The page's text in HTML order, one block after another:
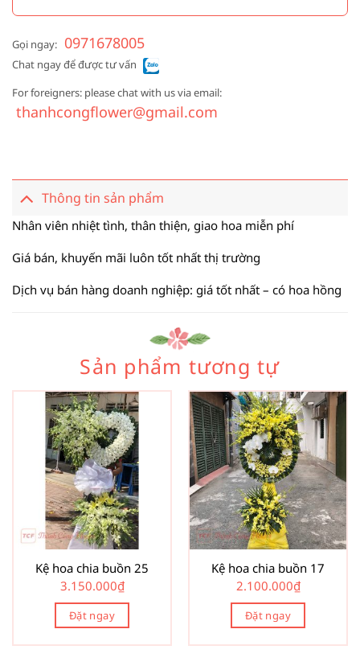
Gọi ngay: 0971678005
Chat ngay để được tư vấn
For foreigners: please chat with us via email:
thanhcongflower@gmail.com
Thông tin sản phẩm
Nhân viên nhiệt tình, thân thiện, giao hoa miễn phí
Giá bán, khuyến mãi luôn tốt nhất thị trường
Dịch vụ bán hàng doanh nghiệp: giá tốt nhất – có hoa hồng
Sản phẩm tương tự
Kệ hoa chia buồn 25
3.150.000₫
Đặt ngay
Kệ hoa chia buồn 17
2.100.000₫
Đặt ngay